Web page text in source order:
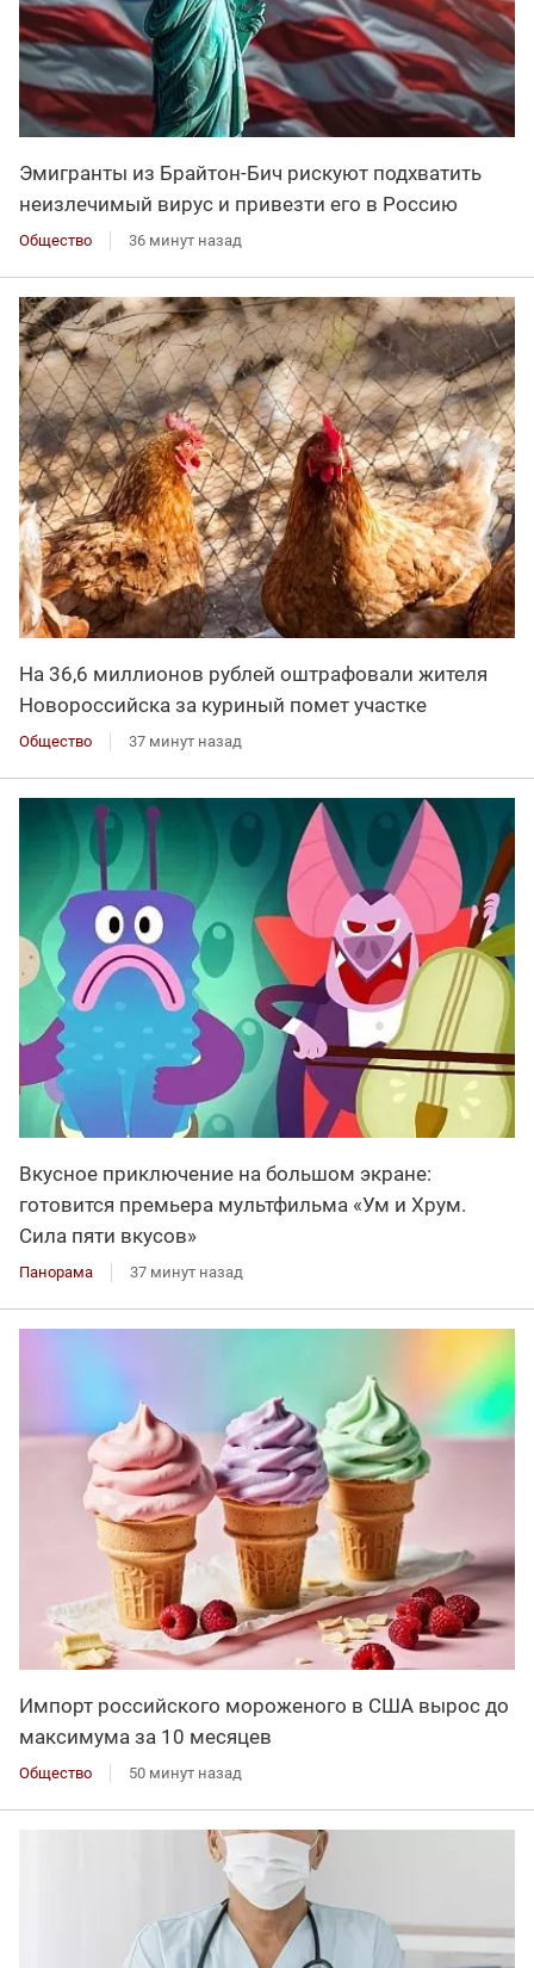
Эмигранты из Брайтон-Бич рискуют подхватить
неизлечимый вирус и привезти его в Россию
Общество 36 минут назад
На 36,6 миллионов рублей оштрафовали жителя
Новороссийска за куриный помет участке
Общество 37 минут назад
Вкусное приключение на большом экране:
готовится премьера мультфильма «Ум и Хрум.
Сила пяти вкусов»
Панорама 37 минут назад
Импорт российского мороженого в США вырос до
максимума за 10 месяцев
Общество 50 минут назад